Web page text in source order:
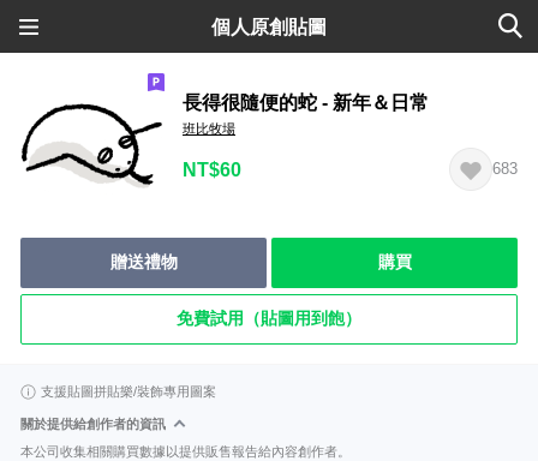
個人原創貼圖
長得很隨便的蛇 - 新年＆日常
班比牧場
NT$60 683
贈送禮物 購買
免費試用（貼圖用到飽）
支援貼圖拼貼樂/裝飾專用圖案
關於提供給創作者的資訊
本公司收集相關購買數據以提供販售報告給內容創作者。